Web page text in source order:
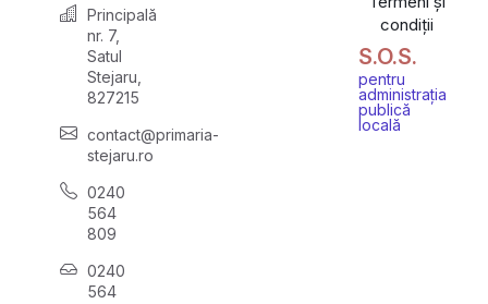
Principală
nr. 7,
Satul
Stejaru,
827215
contact@primaria-
stejaru.ro
0240
564
809
0240
564
condiții
S.O.S.
pentru
administrația
publică
locală